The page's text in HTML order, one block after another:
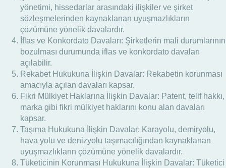
yönetimi, hissedarlar arasındaki ilişkiler ve şirket
sözleşmelerinden kaynaklanan uyuşmazlıkların
çözümüne yönelik davalardır.
İflas ve Konkordato Davaları: Şirketlerin mali durumlarının
bozulması durumunda iflas ve konkordato davaları
açılabilir.
Rekabet Hukukuna İlişkin Davalar: Rekabetin korunması
amacıyla açılan davaları kapsar.
Fikri Mülkiyet Haklarına İlişkin Davalar: Patent, telif hakkı,
marka gibi fikri mülkiyet haklarını konu alan davaları
kapsar.
Taşıma Hukukuna İlişkin Davalar: Karayolu, demiryolu,
hava yolu ve denizyolu taşımacılığından kaynaklanan
uyuşmazlıkların çözümüne yönelik davalardır.
Tüketicinin Korunması Hukukuna İlişkin Davalar: Tüketici